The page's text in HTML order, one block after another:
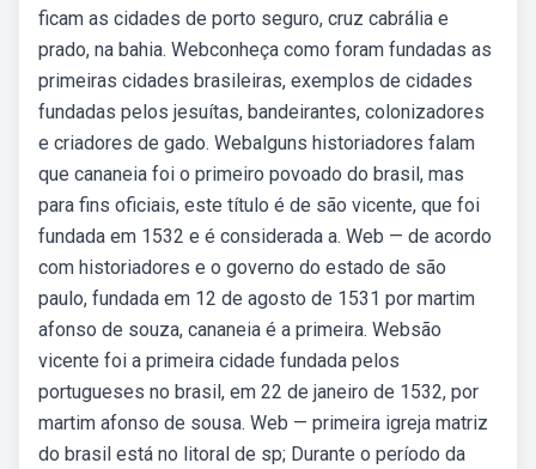
ficam as cidades de porto seguro, cruz cabrália e
prado, na bahia. Webconheça como foram fundadas as
primeiras cidades brasileiras, exemplos de cidades
fundadas pelos jesuítas, bandeirantes, colonizadores
e criadores de gado. Webalguns historiadores falam
que cananeia foi o primeiro povoado do brasil, mas
para fins oficiais, este título é de são vicente, que foi
fundada em 1532 e é considerada a. Web — de acordo
com historiadores e o governo do estado de são
paulo, fundada em 12 de agosto de 1531 por martim
afonso de souza, cananeia é a primeira. Websão
vicente foi a primeira cidade fundada pelos
portugueses no brasil, em 22 de janeiro de 1532, por
martim afonso de sousa. Web — primeira igreja matriz
do brasil está no litoral de sp; Durante o período da